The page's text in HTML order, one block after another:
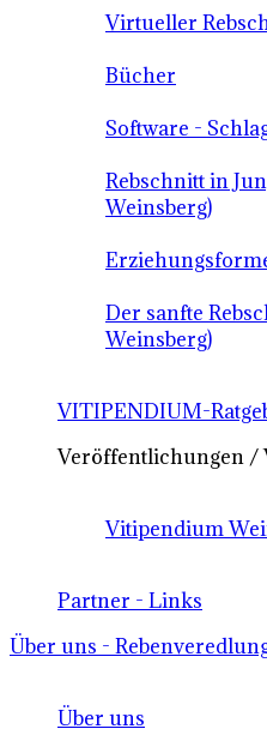
Virtueller
Bücher
Software -
Rebschnitt in
Weinsberg)
Der sanfte
Weinsberg)
VITIPENDIUM-
Veröffentlichungen /
Vitipendium
Partner - Links
Über uns -
Über uns